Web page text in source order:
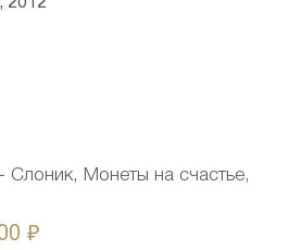
Слоник, Монеты на счастье,
₽